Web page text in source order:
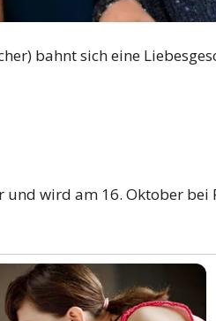
bahnt sich eine
und wird am 16. Oktober bei